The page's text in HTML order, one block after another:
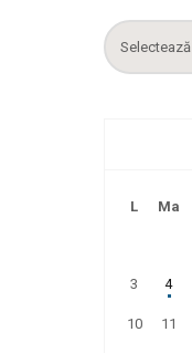
Arhiva
L Ma
3 4
10 11